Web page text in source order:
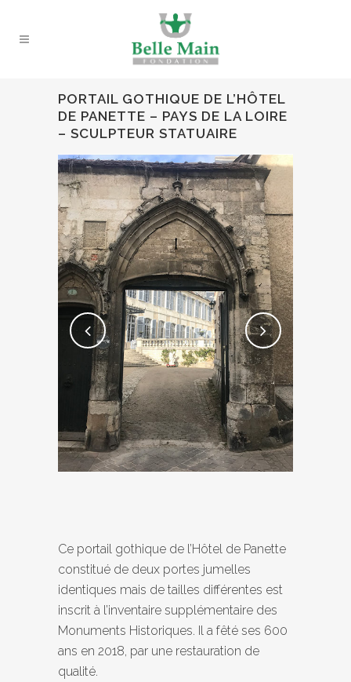
PORTAIL GOTHIQUE DE L’HÔTEL
DE PANETTE – PAYS DE LA LOIRE
– SCULPTEUR STATUAIRE
Ce portail gothique de l’Hôtel de Panette
constitué de deux portes jumelles
identiques mais de tailles différentes est
inscrit à l’inventaire supplémentaire des
Monuments Historiques. Il a fêté ses 600
ans en 2018, par une restauration de
qualité.